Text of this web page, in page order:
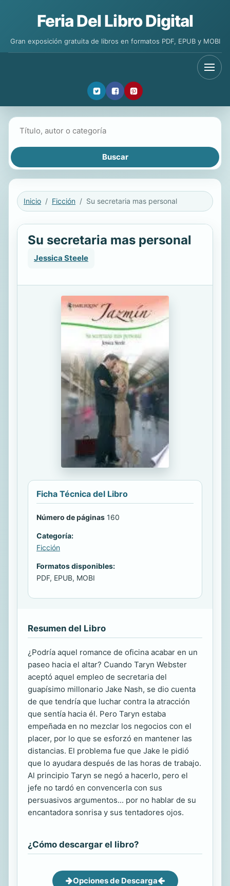
Feria Del Libro Digital
Gran exposición gratuita de libros en formatos PDF, EPUB y MOBI
Inicio Ficción Su secretaria mas personal
Su secretaria mas personal
Jessica Steele
Ficha Técnica del Libro
Número de páginas 160
Categoría:
Ficción
Formatos disponibles:
PDF, EPUB, MOBI
Resumen del Libro
¿Podría aquel romance de oficina acabar en un
paseo hacia el altar? Cuando Taryn Webster
aceptó aquel empleo de secretaria del
guapísimo millonario Jake Nash, se dio cuenta
de que tendría que luchar contra la atracción
que sentía hacia él. Pero Taryn estaba
empeñada en no mezclar los negocios con el
placer, por lo que se esforzó en mantener las
distancias. El problema fue que Jake le pidió
que lo ayudara después de las horas de trabajo.
Al principio Taryn se negó a hacerlo, pero el
jefe no tardó en convencerla con sus
persuasivos argumentos... por no hablar de su
encantadora sonrisa y sus tentadores ojos.
¿Cómo descargar el libro?
Opciones de Descarga